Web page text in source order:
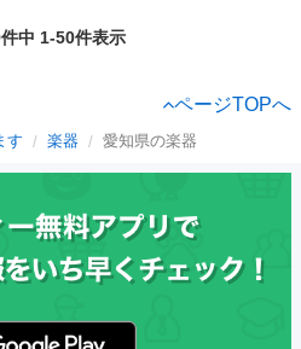
中 1-50件表示
ページTOPへ
す 楽器 愛知県の楽器